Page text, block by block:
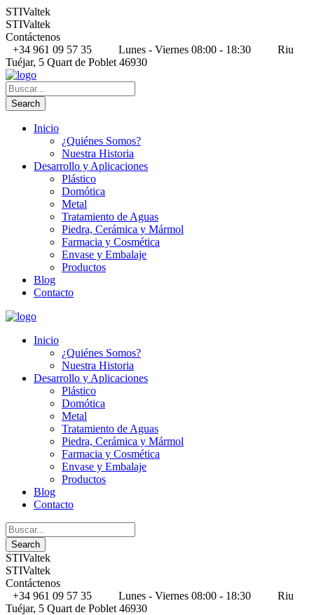
STIValtek
STIValtek
Contáctenos
+34 961 09 57 35
Lunes - Viernes 08:00 - 18:30
Riu
Tuéjar, 5 Quart de Poblet 46930
Inicio
¿Quiénes Somos?
Nuestra Historia
Desarrollo y Aplicaciones
Plástico
Domótica
Metal
Tratamiento de Aguas
Piedra, Cerámica y Mármol
Farmacia y Cosmética
Envase y Embalaje
Productos
Blog
Contacto
Inicio
¿Quiénes Somos?
Nuestra Historia
Desarrollo y Aplicaciones
Plástico
Domótica
Metal
Tratamiento de Aguas
Piedra, Cerámica y Mármol
Farmacia y Cosmética
Envase y Embalaje
Productos
Blog
Contacto
STIValtek
STIValtek
Contáctenos
+34 961 09 57 35
Lunes - Viernes 08:00 - 18:30
Riu
Tuéjar, 5 Quart de Poblet 46930